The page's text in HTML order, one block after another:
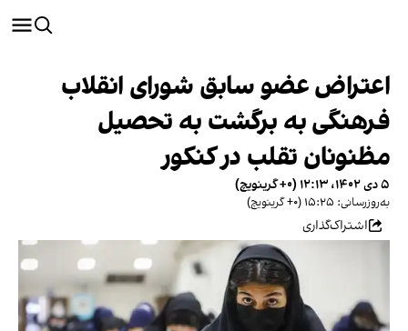
اعتراض عضو سابق شورای انقلاب
فرهنگی به برگشت به تحصیل
مظنونان تقلب در کنکور
۵ دی ۱۴۰۲، ۱۲:۱۳ (‎+۰ گرینویچ)
به‌روزرسانی: ۱۵:۲۵ (‎+۰ گرینویچ)
اشتراک‌گذاری